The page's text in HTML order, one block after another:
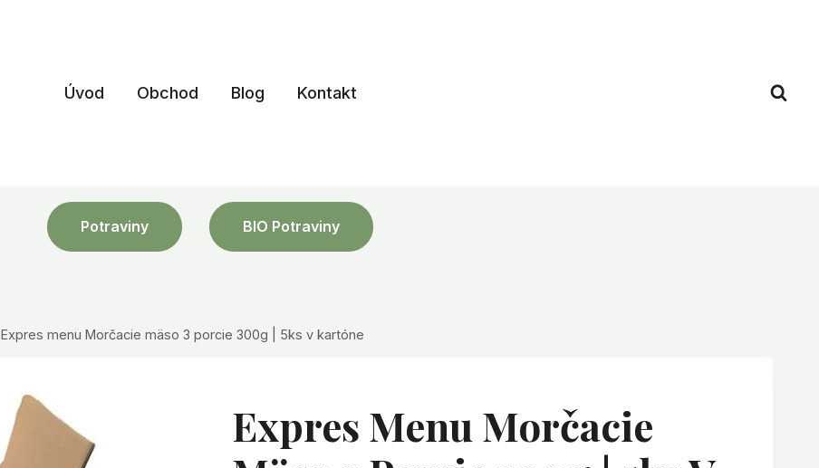
Úvod Obchod Blog Kontakt
Potraviny BIO Potraviny
Expres menu Morčacie mäso 3 porcie 300g | 5ks v kartóne
Expres Menu Morčacie